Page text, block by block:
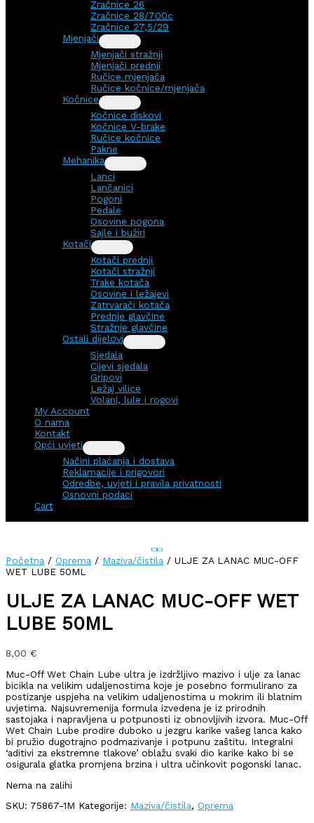
Zračnice 26
Zračnice 28/700c
Zračnice 27,5/29
Mjenjači
Mjenjači stražnji
Mjenjači prednji
Ručice mjenjača
Ručice kočnice/mjenjača
Kočnice
Kočnice diskovi
Kočnice V-brake
Ručice kočnice
Pakne
Mehanika
Lanci
Lančanici
Pogoni
Pedale
Osovine pogona
Sajle i bužiri
Kotači
Kotači prednji
Kotači stražnji
Trake kotača
Osovine i ležajevi
Zatrvarači kotača
Prednje glavčine
Stražnje glavčine
Ostali dijelovi
Sjedala
Cijevi sjedala
Gripovi
Ležaj vilice
Volani, lule i rogovi
My Account
O nama
Kontakt
Opći uvjeti
Načini plaćanja i dostava
Reklamacije i prigovori
Odredbe, uvjeti i pravila privatnosti
Osnovni podaci
Cart
Početna / Oprema / Maziva/čistila / ULJE ZA LANAC MUC-OFF
WET LUBE 50ML
ULJE ZA LANAC MUC-OFF WET
LUBE 50ML
8,00 €
Muc-Off Wet Chain Lube ultra je izdržljivo mazivo i ulje za lanac
bicikla na velikim udaljenostima koje je posebno formulirano za
postizanje uspjeha na velikim udaljenostima u mokrim ili blatnim
uvjetima. Najsuvremenija formula izvedena je iz prirodnih
sastojaka i napravljena u potpunosti iz obnovljivih izvora. Muc-Off
Wet Chain Lube prodire duboko u jezgru karike vašeg lanca kako
bi pružio dugotrajno podmazivanje i potpunu zaštitu. Integralni
‘aditivi za ekstremne tlakove’ oblažu svaki dio karike kako bi se
osigurala glatka promjena brzina i ultra učinkovit pogonski lanac.
Nema na zalihi
SKU: 75867-1M Kategorije: Maziva/čistila, Oprema